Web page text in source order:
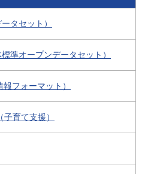
タセット）
準オープンデータセット）
フォーマット）
育て支援）